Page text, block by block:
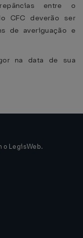
entre o
CFC deverão ser
de averiguação e
na data de sua
o LegisWeb.